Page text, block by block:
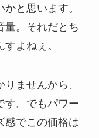
と思います。
量。それだとち
よねぇ。
ませんから、
す。でもパワー
感でこの価格は